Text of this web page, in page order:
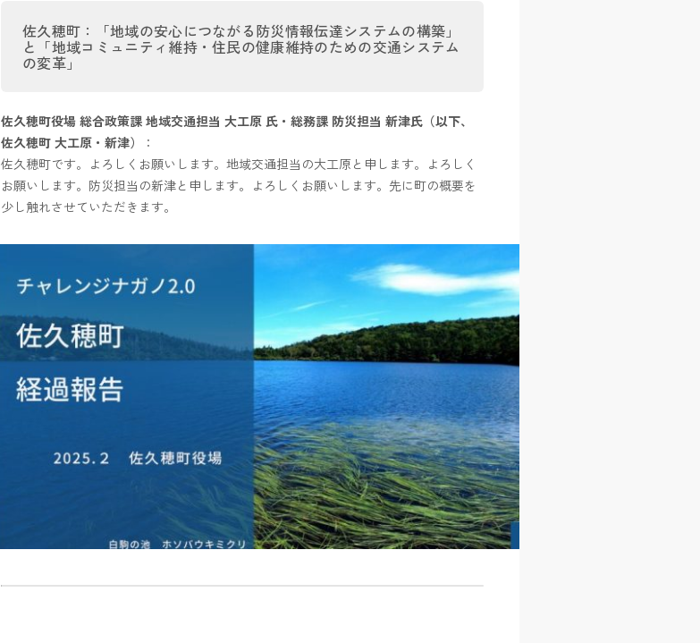
佐久穂町：「地域の安心につながる防災情報伝達システムの構築」
と「地域コミュニティ維持・住民の健康維持のための交通システム
の変革」
佐久穂町役場 総合政策課 地域交通担当 大工原 氏・総務課 防災担当 新津氏（以下、
佐久穂町 大工原・新津）
：
佐久穂町です。よろしくお願いします。地域交通担当の大工原と申します。よろしく
お願いします。防災担当の新津と申します。よろしくお願いします。先に町の概要を
少し触れさせていただきます。